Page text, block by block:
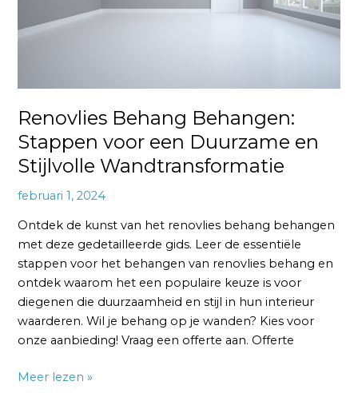
Renovlies Behang Behangen:
Stappen voor een Duurzame en
Stijlvolle Wandtransformatie
februari 1, 2024
Ontdek de kunst van het renovlies behang behangen
met deze gedetailleerde gids. Leer de essentiële
stappen voor het behangen van renovlies behang en
ontdek waarom het een populaire keuze is voor
diegenen die duurzaamheid en stijl in hun interieur
waarderen. Wil je behang op je wanden? Kies voor
onze aanbieding! Vraag een offerte aan. Offerte
Stijlvolle
Meer lezen »